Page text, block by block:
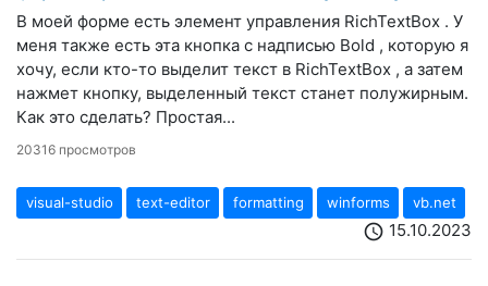
В моей форме есть элемент управления RichTextBox . У
меня также есть эта кнопка с надписью Bold , которую я
хочу, если кто-то выделит текст в RichTextBox , а затем
нажмет кнопку, выделенный текст станет полужирным.
Как это сделать? Простая...
20316 просмотров
visual-studio text-editor formatting winforms vb.net
schedule 15.10.2023